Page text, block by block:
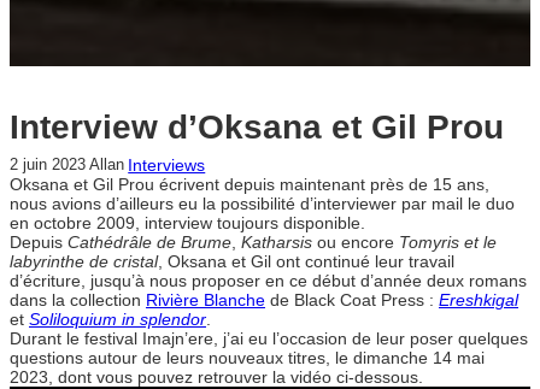
Interview d’Oksana et Gil Prou
2 juin 2023 Allan Interviews
Oksana et Gil Prou écrivent depuis maintenant près de 15 ans,
nous avions d’ailleurs eu la possibilité d’interviewer par mail le duo
en octobre 2009, interview toujours disponible.
Depuis Cathédrâle de Brume, Katharsis ou encore Tomyris et le
labyrinthe de cristal, Oksana et Gil ont continué leur travail
d’écriture, jusqu’à nous proposer en ce début d’année deux romans
dans la collection Rivière Blanche de Black Coat Press : Ereshkigal
et Soliloquium in splendor.
Durant le festival Imajn’ere, j’ai eu l’occasion de leur poser quelques
questions autour de leurs nouveaux titres, le dimanche 14 mai
2023, dont vous pouvez retrouver la vidéo ci-dessous.